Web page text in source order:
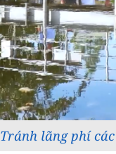
Tránh lãng phí